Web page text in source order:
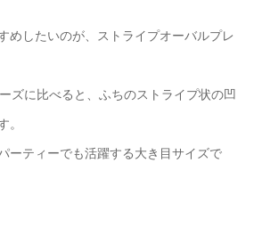
めしたいのが、ストライプオーバルプレ
ズに比べると、ふちのストライプ状の凹
。
ーティーでも活躍する大き目サイズで